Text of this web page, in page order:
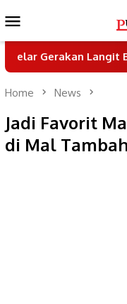
to
contentMenu
Langit Biru dan Aksi
Home News
Jadi Favorit
di Mal